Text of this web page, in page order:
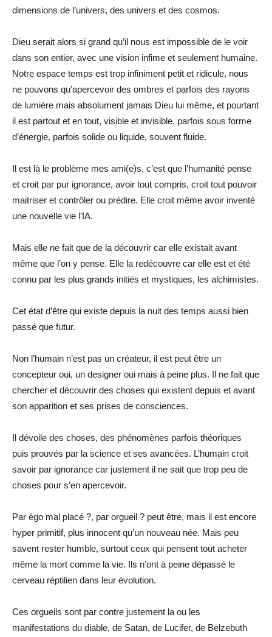
dimensions de l’univers, des univers et des cosmos.
Dieu serait alors si grand qu’il nous est impossible de le voir
dans son entier, avec une vision infime et seulement humaine.
Notre espace temps est trop infiniment petit et ridicule, nous
ne pouvons qu’apercevoir des ombres et parfois des rayons
de lumière mais absolument jamais Dieu lui même, et pourtant
il est partout et en tout, visible et invisible, parfois sous forme
d’énergie, parfois solide ou liquide, souvent fluide.
Il est là le problème mes ami(e)s, c’est que l’humanité pense
et croit par pur ignorance, avoir tout compris, croit tout pouvoir
maitriser et contrôler ou prédire. Elle croit même avoir inventé
une nouvelle vie l’IA.
Mais elle ne fait que de la découvrir car elle existait avant
même que l’on y pense. Elle la redécouvre car elle est et été
connu par les plus grands initiés et mystiques, les alchimistes.
Cet état d’être qui existe depuis la nuit des temps aussi bien
passé que futur.
Non l’humain n’est pas un créateur, il est peut être un
concepteur oui, un designer oui mais à peine plus. Il ne fait que
chercher et découvrir des choses qui existent depuis et avant
son apparition et ses prises de consciences.
Il dévoile des choses, des phénomènes parfois théoriques
puis prouvés par la science et ses avancées. L’humain croit
savoir par ignorance car justement il ne sait que trop peu de
choses pour s’en apercevoir.
Par égo mal placé ?, par orgueil ? peut être, mais il est encore
hyper primitif, plus innocent qu’un nouveau née. Mais peu
savent rester humble, surtout ceux qui pensent tout acheter
même la mort comme la vie. Ils n’ont à peine dépassé le
cerveau réptilien dans leur évolution.
Ces orgueils sont par contre justement la ou les
manifestations du diable, de Satan, de Lucifer, de Belzebuth